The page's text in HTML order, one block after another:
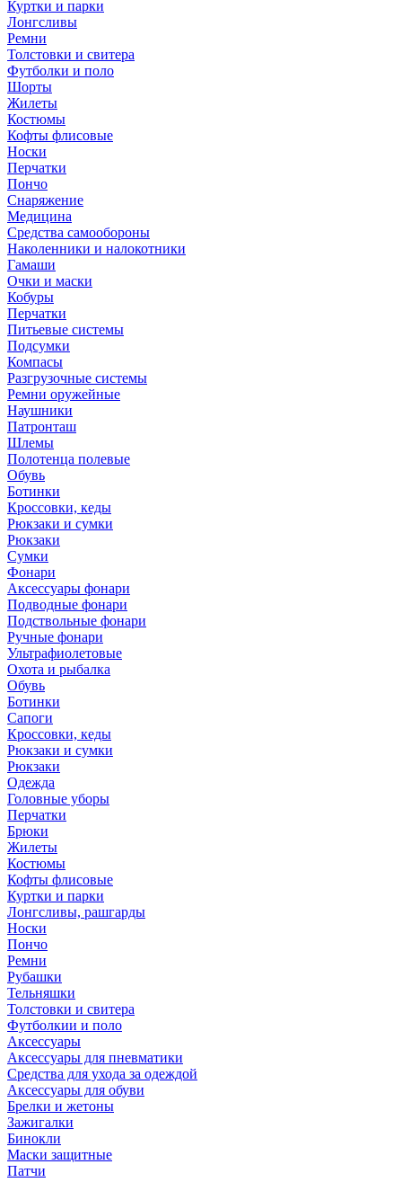
Куртки и парки
Лонгсливы
Ремни
Толстовки и свитера
Футболки и поло
Шорты
Жилеты
Костюмы
Кофты флисовые
Носки
Перчатки
Пончо
Снаряжение
Медицина
Средства самообороны
Наколенники и налокотники
Гамаши
Очки и маски
Кобуры
Перчатки
Питьевые системы
Подсумки
Компасы
Разгрузочные системы
Ремни оружейные
Наушники
Патронташ
Шлемы
Полотенца полевые
Обувь
Ботинки
Кроссовки, кеды
Рюкзаки и сумки
Рюкзаки
Сумки
Фонари
Аксессуары фонари
Подводные фонари
Подствольные фонари
Ручные фонари
Ультрафиолетовые
Охота и рыбалка
Обувь
Ботинки
Сапоги
Кроссовки, кеды
Рюкзаки и сумки
Рюкзаки
Одежда
Головные уборы
Перчатки
Брюки
Жилеты
Костюмы
Кофты флисовые
Куртки и парки
Лонгсливы, рашгарды
Носки
Пончо
Ремни
Рубашки
Тельняшки
Толстовки и свитера
Футболкии и поло
Аксессуары
Аксессуары для пневматики
Средства для ухода за одеждой
Аксессуары для обуви
Брелки и жетоны
Зажигалки
Бинокли
Маски защитные
Патчи